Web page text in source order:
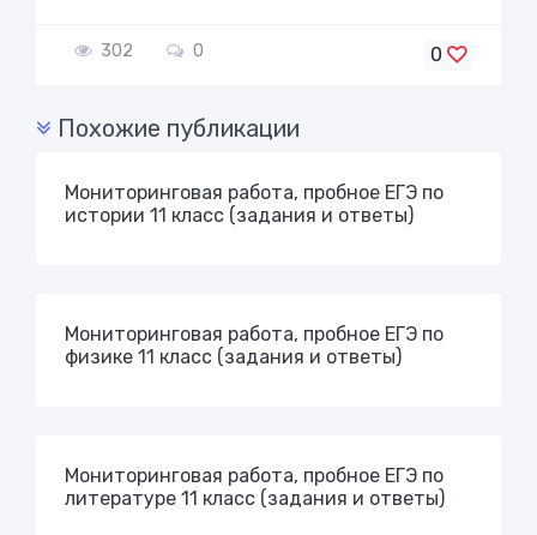
302 0 0
Похожие публикации
Мониторинговая работа, пробное ЕГЭ по
истории 11 класс (задания и ответы)
Мониторинговая работа, пробное ЕГЭ по
физике 11 класс (задания и ответы)
Мониторинговая работа, пробное ЕГЭ по
литературе 11 класс (задания и ответы)